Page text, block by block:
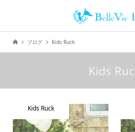
ブログ Kids Ruck
Kids
Kids Ruck